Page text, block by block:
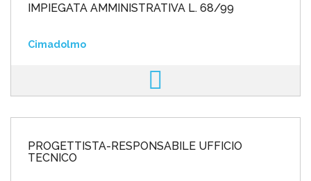
IMPIEGATA AMMINISTRATIVA L. 68/99
Cimadolmo
PROGETTISTA-RESPONSABILE UFFICIO
TECNICO